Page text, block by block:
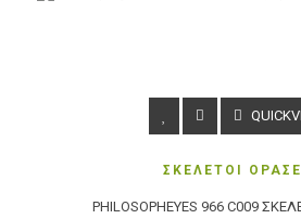
ΣΚΕΛΕΤΟΙ
PHILOSOPHEYES 966 C009